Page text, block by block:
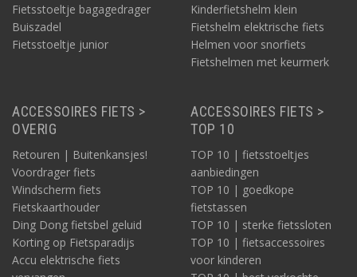
Fietsstoeltje bagagedrager
Buiszadel
Fietsstoeltje junior
Kinderfietshelm klein
Fietshelm elektrische fiets
Helmen voor snorfiets
Fietshelmen met keurmerk
ACCESSOIRES FIETS >
OVERIG
Retouren | Buitenkansjes!
Voordrager fiets
Windscherm fiets
Fietskaarthouder
Ding Dong fietsbel geluid
Korting op Fietsparadijs
Accu elektrische fiets
ACCESSOIRES FIETS >
TOP 10
TOP 10 | fietsstoeltjes
aanbiedingen
TOP 10 | goedkope
fietstassen
TOP 10 | sterke fietssloten
TOP 10 | fietsaccessoires
voor kinderen